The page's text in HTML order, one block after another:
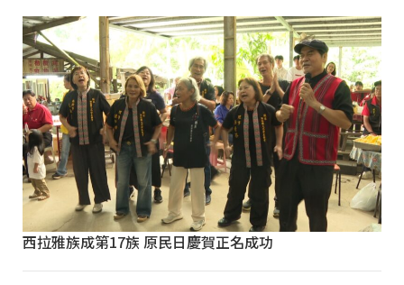
西拉雅族成第17族 原民日慶賀正名成功